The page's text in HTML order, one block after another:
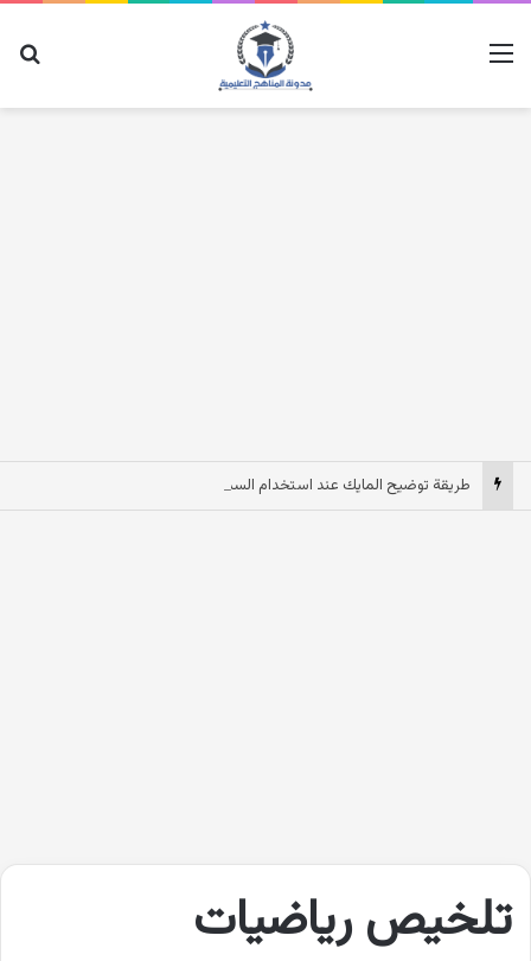
القائمة
تلخيص رياضيات